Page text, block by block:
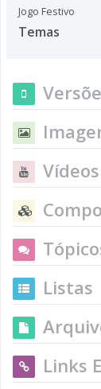
Jogo Festivo
Temas
Vídeos
Listas
Links